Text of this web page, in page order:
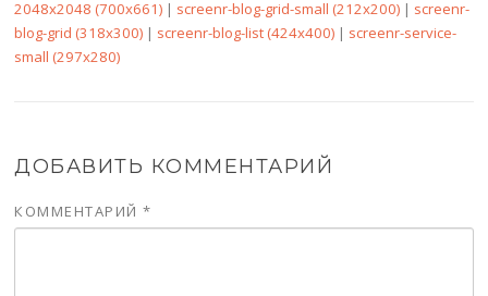
2048x2048 (700x661) | screenr-blog-grid-small (212x200) | screenr-
blog-grid (318x300) | screenr-blog-list (424x400) | screenr-service-
small (297x280)
ДОБАВИТЬ КОММЕНТАРИЙ
КОММЕНТАРИЙ*